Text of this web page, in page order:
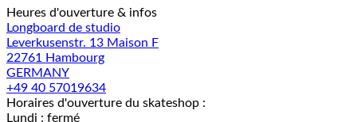
Heures d'ouverture & infos
Longboard de studio
Leverkusenstr. 13 Maison F
22761 Hambourg
GERMANY
+49 40 57019634
Horaires d'ouverture du skateshop :
Lundi : fermé